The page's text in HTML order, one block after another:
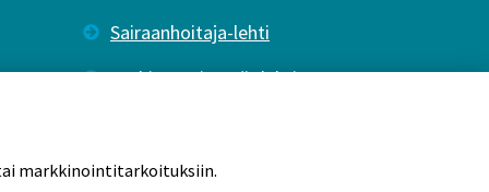
Sairaanhoitaja-lehti
Tutkiva Hoitotyö -lehti
markkinointitarkoituksiin.